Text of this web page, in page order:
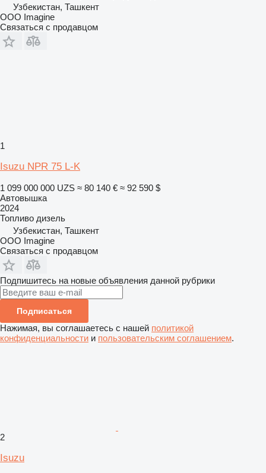
Узбекистан, Ташкент
OOO Imagine
Связаться с продавцом
1
Isuzu NPR 75 L-K
1 099 000 000 UZS ≈ 80 140 € ≈ 92 590 $
Автовышка
2024
Топливо дизель
Узбекистан, Ташкент
OOO Imagine
Связаться с продавцом
Подпишитесь на новые объявления данной рубрики
Подписаться
Нажимая, вы соглашаетесь с нашей политикой
конфиденциальности и пользовательским соглашением.
2
Isuzu